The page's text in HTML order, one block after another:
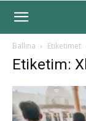
Ballina Etiketimet
Etiketim: